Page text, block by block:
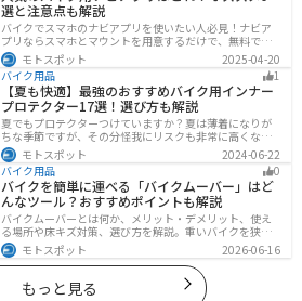
選と注意点も解説
バイクでスマホのナビアプリを使いたい人必見！ナビア
プリならスマホとマウントを用意するだけで、無料です
ぐにナビが利用できます。インカムがあれば音声案内も
聞けるので運転に集中したまま簡単にルートの把握がで
きます。慣れない土地やツーリングなどで活躍すること
間違いなしのオススメナビアプリを紹介します。
モトスポット
2025-04-20
バイク用品
1
【夏も快適】最強のおすすめバイク用インナー
プロテクター17選！選び方も解説
夏でもプロテクターつけていますか？夏は薄着になりが
ちな季節ですが、その分怪我にリスクも非常に高くなり
ます。夏こそプロテクターをつけるようにしましょう。通
気性や速乾性に優れたインナープロテクターであれば夏
場でも快適に使用できます。今回は快適なインナープロ
テクターをまとめて紹介します。
モトスポット
2024-06-22
バイク用品
0
バイクを簡単に運べる「バイクムーバー」はど
んなツール？おすすめポイントも解説
バイクムーバーとは何か、メリット・デメリット、使え
る場所や床キズ対策、選び方を解説。重いバイクを狭い
ガレージで楽に移動したい方へ、ワールドウォークやFov
nyなどおすすめ商品2選の特徴も紹介します。駐車時の切
り返しや転倒の不安を減らしたいライダー必見です。導
入前の注意点もわかります。安全面まで確認。
モトスポット 2026-06-16
もっと見る